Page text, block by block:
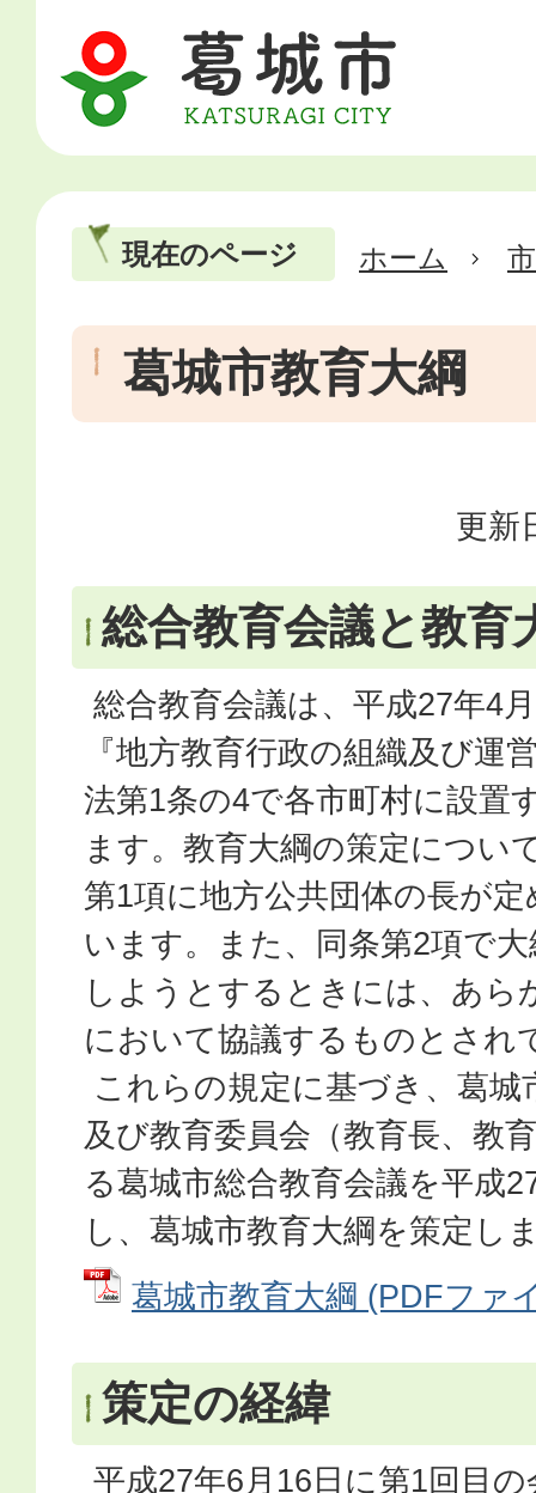
現在のページ ホーム
葛城市教育大綱
更新
総合教育会議と教育
総合教育会議は、平成27年4
『地方教育行政の組織及び運
法第1条の4で各市町村に設置
ます。教育大綱の策定につい
第1項に地方公共団体の長が
います。また、同条第2項で
しようとするときには、あら
において協議するものとされ
これらの規定に基づき、葛
及び教育委員会（教育長、教
る葛城市総合教育会議を平成
し、葛城市教育大綱を策定し
葛城市教育大綱 (PDFファ
策定の経緯
平成27年6月16日に第1回目